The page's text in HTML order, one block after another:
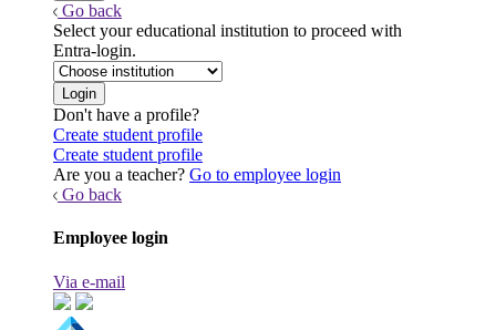
Go back
Select your educational institution to proceed with
Entra-login.
Don't have a profile?
Create student profile
Create student profile
Are you a teacher? Go to employee login
Go back
Employee login
Via e-mail